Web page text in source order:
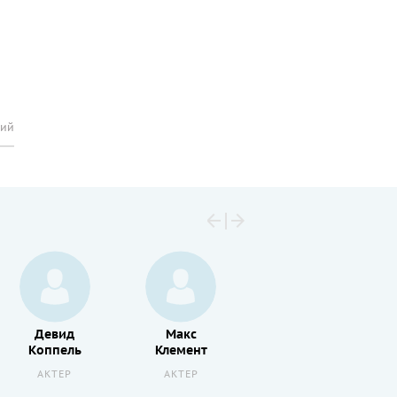
Девид
Коппель
АКТЕР
Макс
Клемент
АКТЕР